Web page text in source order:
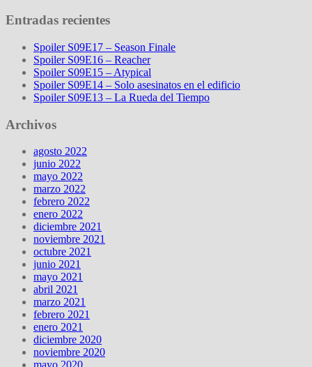
Entradas recientes
Spoiler S09E17 – Season Finale
Spoiler S09E16 – Reacher
Spoiler S09E15 – Atypical
Spoiler S09E14 – Solo asesinatos en el edificio
Spoiler S09E13 – La Rueda del Tiempo
Archivos
agosto 2022
junio 2022
mayo 2022
marzo 2022
febrero 2022
enero 2022
diciembre 2021
noviembre 2021
octubre 2021
junio 2021
mayo 2021
abril 2021
marzo 2021
febrero 2021
enero 2021
diciembre 2020
noviembre 2020